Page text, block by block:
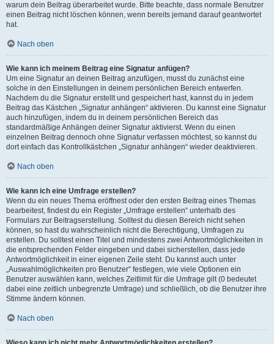
warum dein Beitrag überarbeitet wurde. Bitte beachte, dass normale Benutzer
einen Beitrag nicht löschen können, wenn bereits jemand darauf geantwortet
hat.
Nach oben
Wie kann ich meinem Beitrag eine Signatur anfügen?
Um eine Signatur an deinen Beitrag anzufügen, musst du zunächst eine
solche in den Einstellungen in deinem persönlichen Bereich entwerfen.
Nachdem du die Signatur erstellt und gespeichert hast, kannst du in jedem
Beitrag das Kästchen „Signatur anhängen“ aktivieren. Du kannst eine Signatur
auch hinzufügen, indem du in deinem persönlichen Bereich das
standardmäßige Anhängen deiner Signatur aktivierst. Wenn du einen
einzelnen Beitrag dennoch ohne Signatur verfassen möchtest, so kannst du
dort einfach das Kontrollkästchen „Signatur anhängen“ wieder deaktivieren.
Nach oben
Wie kann ich eine Umfrage erstellen?
Wenn du ein neues Thema eröffnest oder den ersten Beitrag eines Themas
bearbeitest, findest du ein Register „Umfrage erstellen“ unterhalb des
Formulars zur Beitragserstellung. Solltest du diesen Bereich nicht sehen
können, so hast du wahrscheinlich nicht die Berechtigung, Umfragen zu
erstellen. Du solltest einen Titel und mindestens zwei Antwortmöglichkeiten in
die entsprechenden Felder eingeben und dabei sicherstellen, dass jede
Antwortmöglichkeit in einer eigenen Zeile steht. Du kannst auch unter
„Auswahlmöglichkeiten pro Benutzer“ festlegen, wie viele Optionen ein
Benutzer auswählen kann, welches Zeitlimit für die Umfrage gilt (0 bedeutet
dabei eine zeitlich unbegrenzte Umfrage) und schließlich, ob die Benutzer ihre
Stimme ändern können.
Nach oben